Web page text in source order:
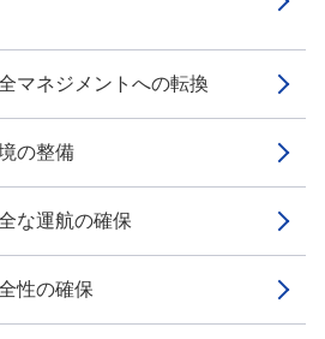
マネジメントへの転換
の整備
な運航の確保
性の確保